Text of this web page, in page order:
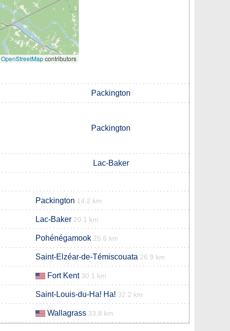
OpenStreetMapcontributors
Packington
Packington
Lac-Baker
Packington 14.2 km
Lac-Baker 20.1 km
Pohénégamook 25.6 km
Saint-Elzéar-de-Témiscouata 26.9 km
Fort Kent 30.1 km
Saint-Louis-du-Ha! Ha! 32.2 km
Wallagrass 33.8 km